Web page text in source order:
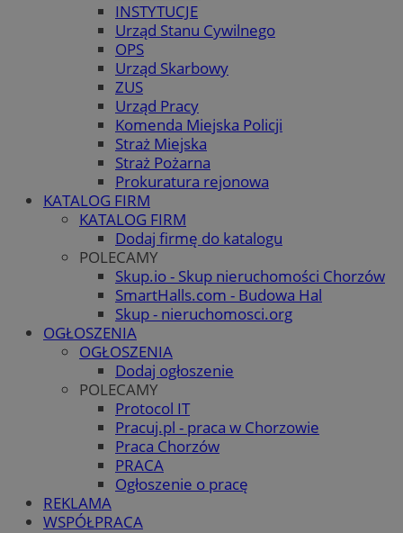
INSTYTUCJE
Urząd Stanu Cywilnego
OPS
Urząd Skarbowy
ZUS
Urząd Pracy
Komenda Miejska Policji
Straż Miejska
Straż Pożarna
Prokuratura rejonowa
KATALOG FIRM
KATALOG FIRM
Dodaj firmę do katalogu
POLECAMY
Skup.io - Skup nieruchomości Chorzów
SmartHalls.com - Budowa Hal
Skup - nieruchomosci.org
OGŁOSZENIA
OGŁOSZENIA
Dodaj ogłoszenie
POLECAMY
Protocol IT
Pracuj.pl - praca w Chorzowie
Praca Chorzów
PRACA
Ogłoszenie o pracę
REKLAMA
WSPÓŁPRACA